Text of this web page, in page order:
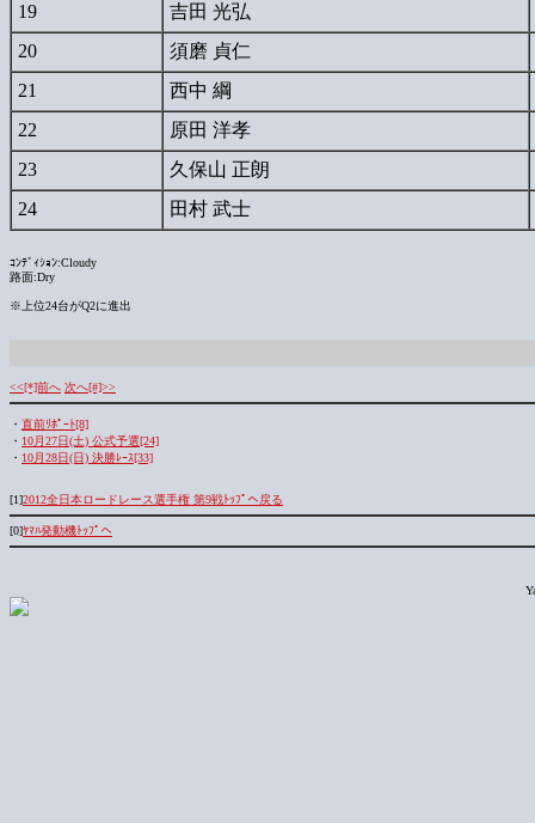
19
吉田 光弘
20
須磨 貞仁
21
西中 綱
22
原田 洋孝
23
久保山 正朗
24
田村 武士
ｺﾝﾃﾞｨｼｮﾝ:Cloudy
路面:Dry
※上位24台がQ2に進出
<<[*]前へ 次へ[#]>>
・ 直前ﾘﾎﾟｰﾄ[8]
・ 10月27日(土) 公式予選[24]
・ 10月28日(日) 決勝ﾚｰｽ[33]
[1]2012全日本ロードレース選手権 第9戦ﾄｯﾌﾟへ戻る
[0]ﾔﾏﾊ発動機ﾄｯﾌﾟへ